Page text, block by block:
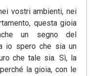
vostri ambienti, nei
questa gioia
un segno del
io spero che sia un
che tale sia. Sì, la
la gioia, con le